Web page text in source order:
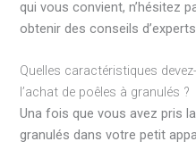
qui vous convient, n’hésitez
obtenir des conseils
Quelles caractéristiques
l’achat de poêles à granulés ?
Una fois que vous avez pris
granulés dans votre petit